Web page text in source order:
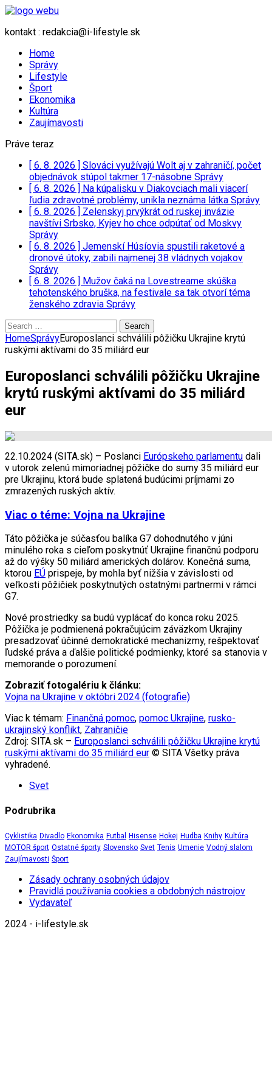
kontakt : redakcia@i-lifestyle.sk
Home
Správy
Lifestyle
Šport
Ekonomika
Kultúra
Zaujímavosti
Práve teraz
[ 6. 8. 2026 ] Slováci využívajú Wolt aj v zahraničí, počet
objednávok stúpol takmer 17-násobne Správy
[ 6. 8. 2026 ] Na kúpalisku v Diakovciach mali viacerí
ľudia zdravotné problémy, unikla neznáma látka Správy
[ 6. 8. 2026 ] Zelenskyj prvýkrát od ruskej invázie
navštívi Srbsko, Kyjev ho chce odpútať od Moskvy
Správy
[ 6. 8. 2026 ] Jemenskí Húsíovia spustili raketové a
dronové útoky, zabili najmenej 38 vládnych vojakov
Správy
[ 6. 8. 2026 ] Mužov čaká na Lovestreame skúška
tehotenského bruška, na festivale sa tak otvorí téma
ženského zdravia Správy
Search
for:
HomeSprávyEuroposlanci schválili pôžičku Ukrajine krytú
ruskými aktívami do 35 miliárd eur
Europoslanci schválili pôžičku Ukrajine
krytú ruskými aktívami do 35 miliárd
eur
22.10.2024 (SITA.sk) – Poslanci Európskeho parlamentu dali
v utorok zelenú mimoriadnej pôžičke do sumy 35 miliárd eur
pre Ukrajinu, ktorá bude splatená budúcimi príjmami zo
zmrazených ruských aktív.
Viac o téme: Vojna na Ukrajine
Táto pôžička je súčasťou balíka G7 dohodnutého v júni
minulého roka s cieľom poskytnúť Ukrajine finančnú podporu
až do výšky 50 miliárd amerických dolárov. Konečná suma,
ktorou EÚ prispeje, by mohla byť nižšia v závislosti od
veľkosti pôžičiek poskytnutých ostatnými partnermi v rámci
G7.
Nové prostriedky sa budú vyplácať do konca roku 2025.
Pôžička je podmienená pokračujúcim záväzkom Ukrajiny
presadzovať účinné demokratické mechanizmy, rešpektovať
ľudské práva a ďalšie politické podmienky, ktoré sa stanovia v
memorande o porozumení.
Zobraziť fotogalériu k článku:
Vojna na Ukrajine v októbri 2024 (fotografie)
Viac k témam: Finančná pomoc, pomoc Ukrajine, rusko-
ukrajinský konflikt, Zahraničie
Zdroj: SITA.sk – Europoslanci schválili pôžičku Ukrajine krytú
ruskými aktívami do 35 miliárd eur © SITA Všetky práva
vyhradené.
Svet
Podrubrika
Cyklistika Divadlo Ekonomika Futbal Hisense Hokej Hudba Knihy Kultúra
MOTOR šport Ostatné športy Slovensko Svet Tenis Umenie Vodný slalom
Zaujímavosti Šport
Zásady ochrany osobných údajov
Pravidlá používania cookies a obdobných nástrojov
Vydavateľ
2024 - i-lifestyle.sk